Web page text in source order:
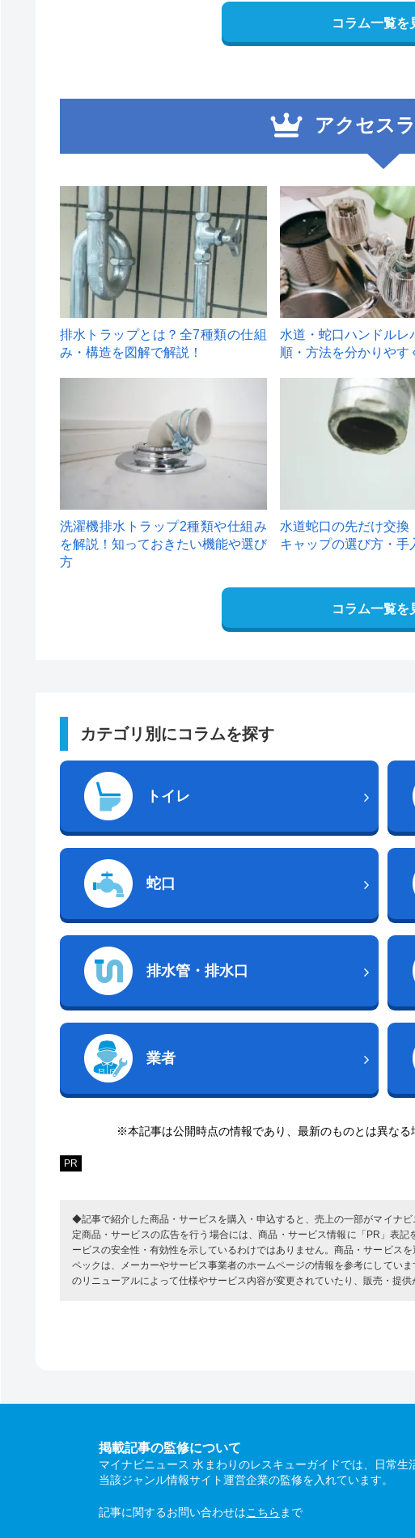
コラム一覧を
アクセス
1
排水トラップとは？全7種類の仕組
み・構造を図解で解説！
2
水道・蛇口ハンドルレ
順・方法を分かりやす
洗濯機排水トラップ2種類や仕組み
を解説！知っておきたい機能や選び
方
水道蛇口の先だけ交換
キャップの選び方・手
コラム一覧を
カテゴリ別にコラムを探す
トイレ
蛇口
排水管・排水口
業者
※本記事は公開時点の情報であり、最新のものとは異なる
PR
◆記事で紹介した商品・サービスを購入・申込すると、売上の一部がマイナ
定商品・サービスの広告を行う場合には、商品・サービス情報に「PR」表
ービスの安全性・有効性を示しているわけではありません。商品・サービス
ペックは、メーカーやサービス事業者のホームページの情報を参考にしてい
のリニューアルによって仕様やサービス内容が変更されていたり、販売・提供
掲載記事の監修について
マイナビニュース 水まわりのレスキューガイドでは、日常
当該ジャンル情報サイト運営企業の監修を入れています。
記事に関するお問い合わせはこちら まで